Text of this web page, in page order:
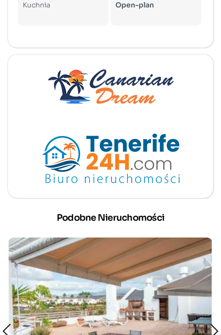
Kuchnia Open-plan
Podobne Nieruchomości